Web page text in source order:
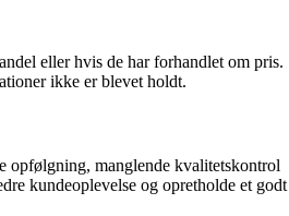
eller hvis de har forhandlet om pris.
ikke er blevet holdt.
opfølgning, manglende kvalitetskontrol
kundeoplevelse og opretholde et godt